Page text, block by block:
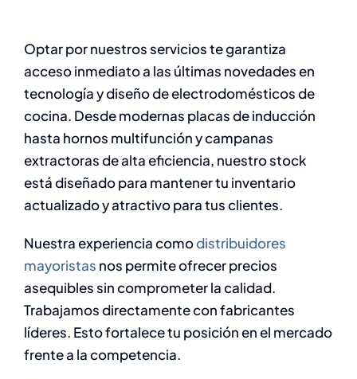
Optar por nuestros servicios te garantiza
acceso inmediato a las últimas novedades en
tecnología y diseño de electrodomésticos de
cocina. Desde modernas placas de inducción
hasta hornos multifunción y campanas
extractoras de alta eficiencia, nuestro stock
está diseñado para mantener tu inventario
actualizado y atractivo para tus clientes.
Nuestra experiencia comodistribuidores
mayoristas nos permite ofrecer precios
asequibles sin comprometer la calidad.
Trabajamos directamente con fabricantes
líderes. Esto fortalece tu posición en el mercado
frente a la competencia.